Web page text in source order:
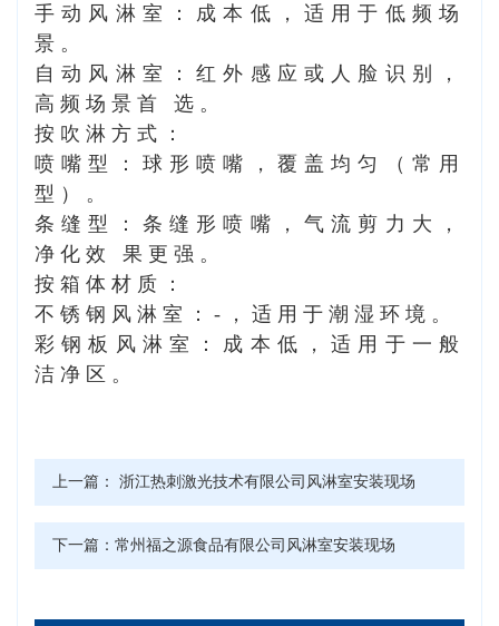
手动风淋室：成本低，适用于低频场
景。
自动风淋室：红外感应或人脸识别，
高频场景首 选。
按吹淋方式：
喷嘴型：球形喷嘴，覆盖均匀（常用
型）。
条缝型：条缝形喷嘴，气流剪力大，
净化效 果更强。
按箱体材质：
不锈钢风淋室：-，适用于潮湿环境。
彩钢板风淋室：成本低，适用于一般
洁净区。
上一篇： 浙江热刺激光技术有限公司风淋室安装现场
下一篇： 常州福之源食品有限公司风淋室安装现场